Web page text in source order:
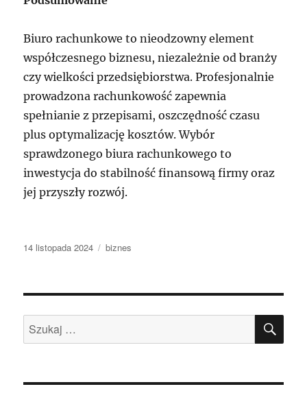
Biuro rachunkowe to nieodzowny element
współczesnego biznesu, niezależnie od branży
czy wielkości przedsiębiorstwa. Profesjonalnie
prowadzona rachunkowość zapewnia
spełnianie z przepisami, oszczędność czasu
plus optymalizację kosztów. Wybór
sprawdzonego biura rachunkowego to
inwestycja do stabilność finansową firmy oraz
jej przyszły rozwój.
Data
14 listopada 2024 Kategorie
biznes
Szukaj: